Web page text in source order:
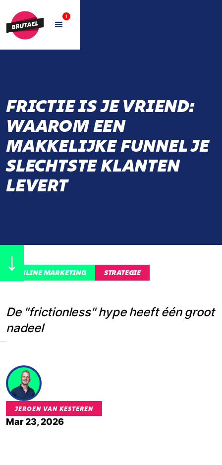
1
FRICTIE IS JE VRIEND:
WAAROM EEN
MAKKELIJKE FUNNEL JE
SLECHTSTE KLANTEN
LEVERT
ONLINE MARKETING STRATEGIE
De "frictionless" hype heeft één groot
nadeel
JEROEN VAN KESTEREN
Mar 23, 2026